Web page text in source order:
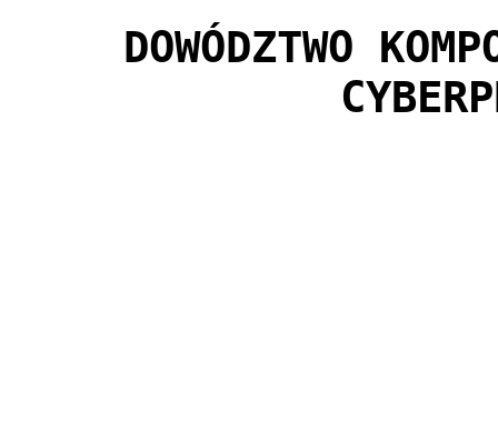
DOWÓDZTWO